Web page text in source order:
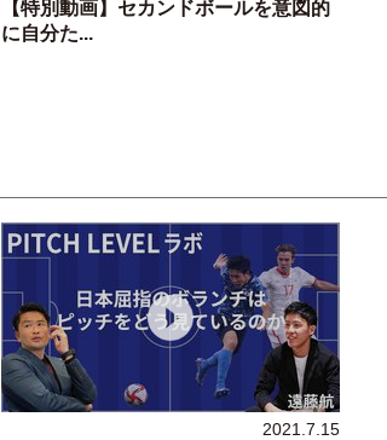
【特別動画】セカンドボールを意図的
に自分た...
2021.7.15